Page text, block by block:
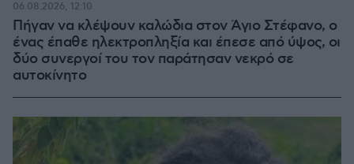
Πήγαν να κλέψουν καλώδια στον Άγιο Στέφανο, ο
ένας έπαθε ηλεκτροπληξία και έπεσε από ύψος, οι
δύο συνεργοί του τον παράτησαν νεκρό σε
αυτοκίνητο
06.08.2026, 12:10